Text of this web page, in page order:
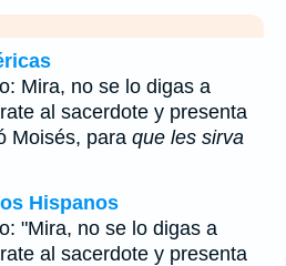
Mira, no se lo digas a
al sacerdote y presenta
Moisés, para que les sirva
Hispanos
"Mira, no se lo digas a
al sacerdote y presenta